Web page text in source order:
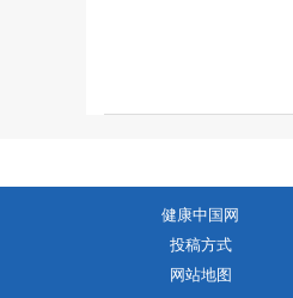
健康中国网
投稿方式
网站地图